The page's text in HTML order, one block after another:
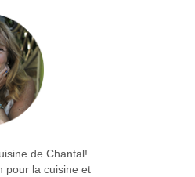
de Chantal!
pour la cuisine et